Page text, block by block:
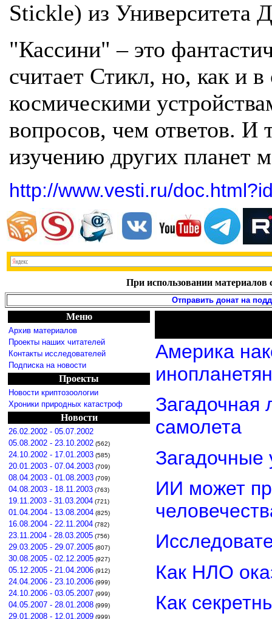
Stickle) из Университета
"Кассини" – это
считает Стикл, но, как и
космическими
вопросов, чем ответов. И
изучению других планет
http://www.vesti.ru/
При использовании материалов
Отправить донат на
Меню
Архив материалов
Проекты наших читателей
Контакты исследователей
Подписка на новости
Проекты
Новости криптозоологии
Хроники природных катастроф
Новости
26.02.2002 - 05.07.2002
05.08.2002 - 23.10.2002 (562)
24.10.2002 - 17.01.2003 (585)
20.01.2003 - 07.04.2003 (709)
08.04.2003 - 01.08.2003 (709)
04.08.2003 - 18.11.2003 (763)
19.11.2003 - 31.03.2004 (721)
01.04.2004 - 13.08.2004 (825)
16.08.2004 - 22.11.2004 (782)
23.11.2004 - 28.03.2005 (756)
29.03.2005 - 29.07.2005 (807)
30.08.2005 - 02.12.2005 (927)
05.12.2005 - 21.04.2006 (912)
24.04.2006 - 23.10.2006 (999)
24.10.2006 - 03.05.2007 (999)
04.05.2007 - 28.01.2008 (999)
29.01.2008 - 12.01.2009 (999)
Америка
инопланетян
Загадочная
самолета
Загадочные
ИИ может
Как НЛО
Как